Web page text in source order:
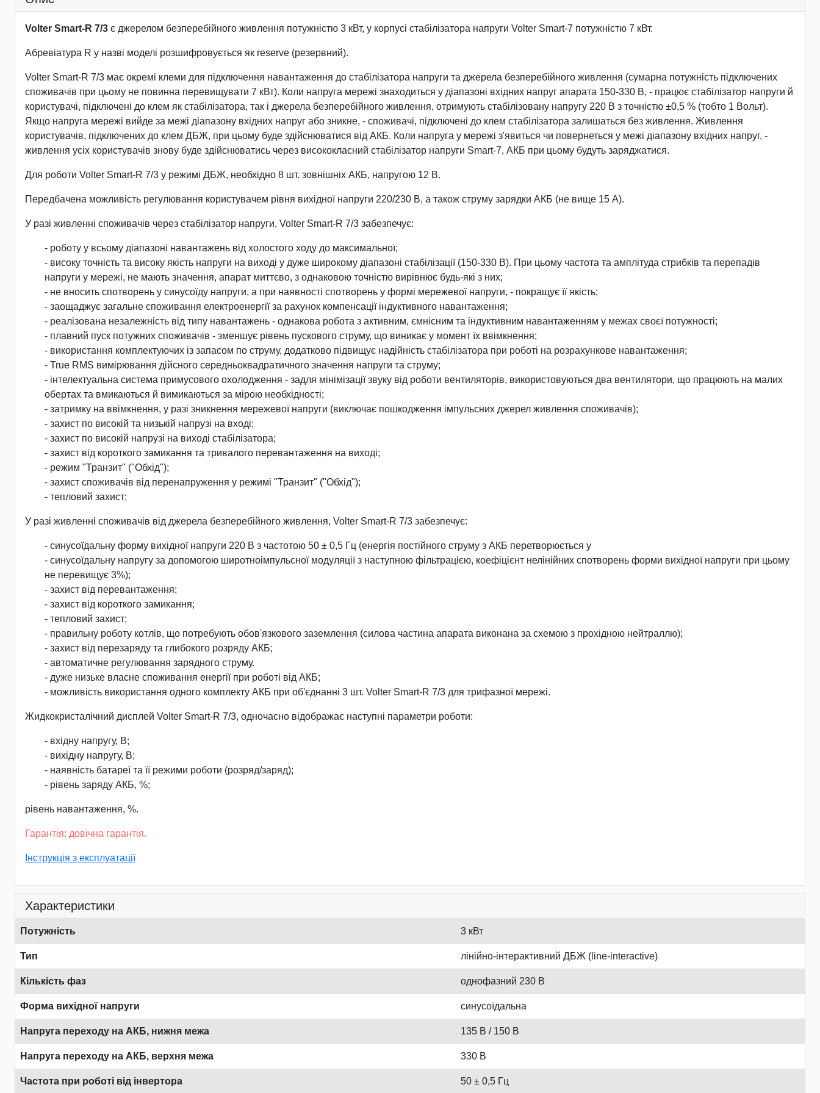
Volter Smart-R 7/3 є джерелом безперебійного живлення потужністю 3 кВт, у корпусі стабілізатора напруги Volter Smart-7 потужністю 7 кВт.
Абревіатура R у назві моделі розшифровується як reserve (резервний).
Volter Smart-R 7/3 має окремі клеми для підключення навантаження до стабілізатора напруги та джерела безперебійного живлення (сумарна потужність підключених
споживачів при цьому не повинна перевищувати 7 кВт). Коли напруга мережі знаходиться у діапазоні вхідних напруг апарата 150-330 В, - працює стабілізатор напруги й
користувачі, підключені до клем як стабілізатора, так і джерела безперебійного живлення, отримують стабілізовану напругу 220 В з точністю ±0,5 % (тобто 1 Вольт).
Якщо напруга мережі вийде за межі діапазону вхідних напруг або зникне, - споживачі, підключені до клем стабілізатора залишаться без живлення. Живлення
користувачів, підключених до клем ДБЖ, при цьому буде здійснюватися від АКБ. Коли напруга у мережі з'явиться чи повернеться у межі діапазону вхідних напруг, -
живлення усіх користувачів знову буде здійснюватись через висококласний стабілізатор напруги Smart-7, АКБ при цьому будуть заряджатися.
Для роботи Volter Smart-R 7/3 у режимі ДБЖ, необхідно 8 шт. зовнішніх АКБ, напругою 12 В.
Передбачена можливість регулювання користувачем рівня вихідної напруги 220/230 В, а також струму зарядки АКБ (не вище 15 А).
У разі живленні споживачів через стабілізатор напруги, Volter Smart-R 7/3 забезпечує:
- роботу у всьому діапазоні навантажень від холостого ходу до максимальної;
- високу точність та високу якість напруги на виході у дуже широкому діапазоні стабілізації (150-330 В). При цьому частота та амплітуда стрибків та перепадів
напруги у мережі, не мають значення, апарат миттєво, з однаковою точністю вирівнює будь-які з них;
- не вносить спотворень у синусоїду напруги, а при наявності спотворень у формі мережевої напруги, - покращує її якість;
- заощаджує загальне споживання електроенергії за рахунок компенсації індуктивного навантаження;
- реалізована незалежність від типу навантажень - однакова робота з активним, ємнісним та індуктивним навантаженням у межах своєї потужності;
- плавний пуск потужних споживачів - зменшує рівень пускового струму, що виникає у момент їх ввімкнення;
- використання комплектуючих із запасом по струму, додатково підвищує надійність стабілізатора при роботі на розрахункове навантаження;
- True RMS вимірювання дійсного середньоквадратичного значення напруги та струму;
- інтелектуальна система примусового охолодження - задля мінімізації звуку від роботи вентиляторів, використовуються два вентилятори, що працюють на малих
обертах та вмикаються й вимикаються за мірою необхідності;
- затримку на ввімкнення, у разі зникнення мережевої напруги (виключає пошкодження імпульсних джерел живлення споживачів);
- захист по високій та низькій напрузі на вході;
- захист по високій напрузі на виході стабілізатора;
- захист від короткого замикання та тривалого перевантаження на виході;
- режим "Транзит" ("Обхід");
- захист споживачів від перенапруження у режимі "Транзит" ("Обхід");
- тепловий захист;
У разі живленні споживачів від джерела безперебійного живлення, Volter Smart-R 7/3 забезпечує:
- синусоїдальну форму вихідної напруги 220 В з частотою 50 ± 0,5 Гц (енергія постійного струму з АКБ перетворюється у
- синусоїдальну напругу за допомогою широтноімпульсної модуляції з наступною фільтрацією, коефіцієнт нелінійних спотворень форми вихідної напруги при цьому
не перевищує 3%);
- захист від перевантаження;
- захист від короткого замикання;
- тепловий захист;
- правильну роботу котлів, що потребують обов'язкового заземлення (силова частина апарата виконана за схемою з прохідною нейтраллю);
- захист від перезаряду та глибокого розряду АКБ;
- автоматичне регулювання зарядного струму.
- дуже низьке власне споживання енергії при роботі від АКБ;
- можливість використання одного комплекту АКБ при об'єднанні 3 шт. Volter Smart-R 7/3 для трифазної мережі.
Жидкокристалічний дисплей Volter Smart-R 7/3, одночасно відображає наступні параметри роботи:
- вхідну напругу, В;
- вихідну напругу, В;
- наявність батареї та її режими роботи (розряд/заряд);
- рівень заряду АКБ, %;
рівень навантаження, %.
Гарантія: довічна гарантія.
Інструкція з експлуатації
Характеристики
Потужність 3 кВт
Тип лінійно-інтерактивний ДБЖ (line-interactive)
Кількість фаз однофазний 230 В
Форма вихідної напруги синусоїдальна
Напруга переходу на АКБ, нижня межа 135 В / 150 В
Напруга переходу на АКБ, верхня межа 330 В
Частота при роботі від інвертора 50 ± 0,5 Гц